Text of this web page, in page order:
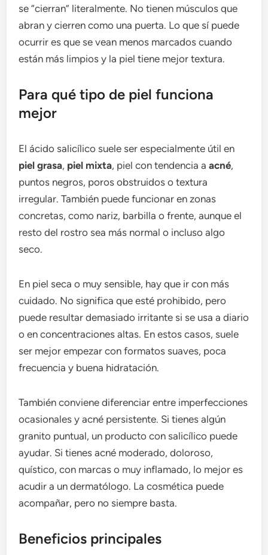
se “cierran” literalmente. No tienen músculos que
abran y cierren como una puerta. Lo que sí puede
ocurrir es que se vean menos marcados cuando
están más limpios y la piel tiene mejor textura.
Para qué tipo de piel funciona
mejor
El ácido salicílico suele ser especialmente útil en
piel grasa, piel mixta, piel con tendencia aacné,
puntos negros, poros obstruidos o textura
irregular. También puede funcionar en zonas
concretas, como nariz, barbilla o frente, aunque el
resto del rostro sea más normal o incluso algo
seco.
En piel seca o muy sensible, hay que ir con más
cuidado. No significa que esté prohibido, pero
puede resultar demasiado irritante si se usa a diario
o en concentraciones altas. En estos casos, suele
ser mejor empezar con formatos suaves, poca
frecuencia y buena hidratación.
También conviene diferenciar entre imperfecciones
ocasionales y acné persistente. Si tienes algún
granito puntual, un producto con salicílico puede
ayudar. Si tienes acné moderado, doloroso,
quístico, con marcas o muy inflamado, lo mejor es
acudir a un dermatólogo. La cosmética puede
acompañar, pero no siempre basta.
Beneficios principales